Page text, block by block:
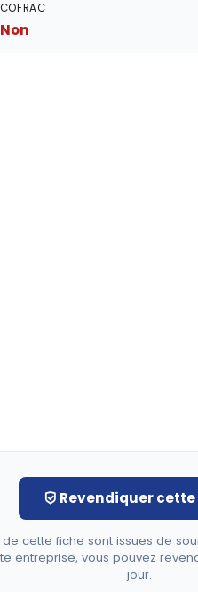
COFRAC
Non
Revendiquer
cette fiche sont issues de
entreprise, vous pouvez
jour.